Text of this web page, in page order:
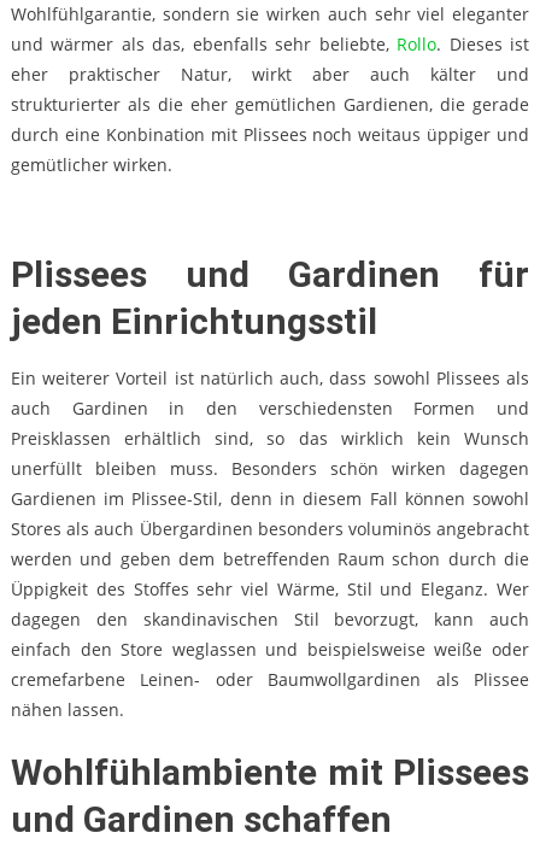
Wohlfühlgarantie, sondern sie wirken auch sehr viel eleganter
und wärmer als das, ebenfalls sehr beliebte, Rollo. Dieses ist
eher praktischer Natur, wirkt aber auch kälter und
strukturierter als die eher gemütlichen Gardienen, die gerade
durch eine Konbination mit Plissees noch weitaus üppiger und
gemütlicher wirken.
Plissees und Gardinen für
jeden Einrichtungsstil
Ein weiterer Vorteil ist natürlich auch, dass sowohl Plissees als
auch Gardinen in den verschiedensten Formen und
Preisklassen erhältlich sind, so das wirklich kein Wunsch
unerfüllt bleiben muss. Besonders schön wirken dagegen
Gardienen im Plissee-Stil, denn in diesem Fall können sowohl
Stores als auch Übergardinen besonders voluminös angebracht
werden und geben dem betreffenden Raum schon durch die
Üppigkeit des Stoffes sehr viel Wärme, Stil und Eleganz. Wer
dagegen den skandinavischen Stil bevorzugt, kann auch
einfach den Store weglassen und beispielsweise weiße oder
cremefarbene Leinen- oder Baumwollgardinen als Plissee
nähen lassen.
Wohlfühlambiente mit Plissees
und Gardinen schaffen